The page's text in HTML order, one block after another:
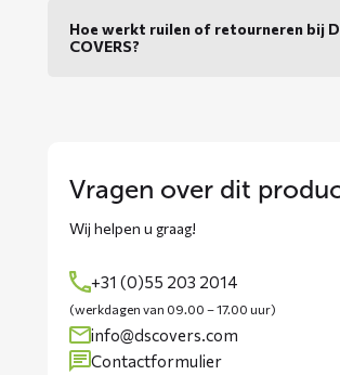
Hoe werkt ruilen of retourneren bij
COVERS?
Vragen over dit
Wij helpen u graag!
+31 (0)55 203 2014
(werkdagen van 09.00 – 17.00 uur)
info@dscovers.com
Contactformulier